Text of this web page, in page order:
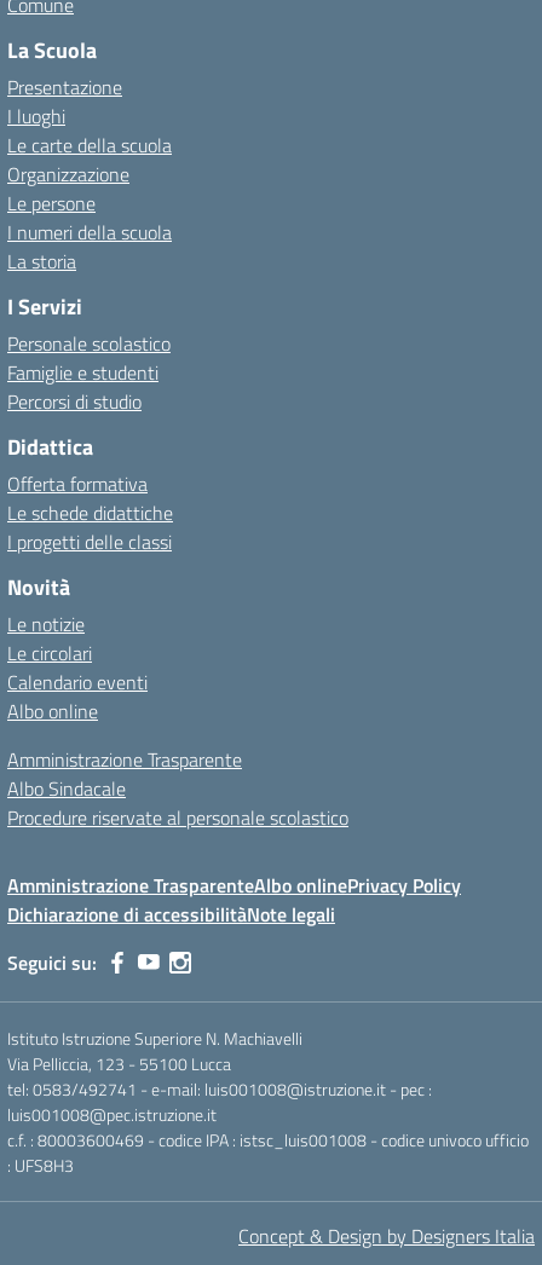
La Scuola
Presentazione
I luoghi
Le carte della scuola
Organizzazione
Le persone
I numeri della scuola
La storia
I Servizi
Personale scolastico
Famiglie e studenti
Percorsi di studio
Didattica
Offerta formativa
Le schede didattiche
I progetti delle classi
Novità
Le notizie
Le circolari
Calendario eventi
Albo online
Amministrazione Trasparente
Albo Sindacale
Procedure riservate al personale scolastico
Amministrazione TrasparenteAlbo onlinePrivacy Policy
Dichiarazione di accessibilitàNote legali
Seguici su:
Istituto Istruzione Superiore N. Machiavelli
Via Pelliccia, 123 - 55100 Lucca
tel: 0583/492741 - e-mail: luis001008@istruzione.it - pec :
luis001008@pec.istruzione.it
c.f. : 80003600469 - codice IPA : istsc_luis001008 - codice univoco ufficio
: UFS8H3
Concept & Design by Designers Italia